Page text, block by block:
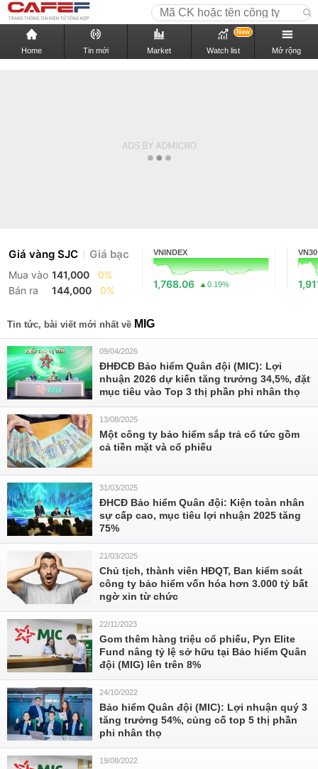
Home Tin mới Market Watch list
New
Mở rộng
Giá vàng SJC Giá bạc
Mua vào 141,000
0%
Bán ra
144,000 0%
VNINDEX
1,768.06 0.19%
VN30
Tin tức, bài viết mới nhất về MIG
09/04/2026
ĐHĐCĐ Bảo hiểm Quân đội (MIC): Lợi
nhuận 2026 dự kiến tăng trưởng 34,5%, đặt
mục tiêu vào Top 3 thị phần phi nhân thọ
13/08/2025
Một công ty bảo hiểm sắp trả cổ tức gồm
cả tiền mặt và cổ phiếu
31/03/2025
ĐHCĐ Bảo hiểm Quân đội: Kiện toàn nhân
sự cấp cao, mục tiêu lợi nhuận 2025 tăng
75%
21/03/2025
Chủ tịch, thành viên HĐQT, Ban kiểm soát
công ty bảo hiểm vốn hóa hơn 3.000 tỷ bất
ngờ xin từ chức
22/11/2023
Gom thêm hàng triệu cổ phiếu, Pyn Elite
Fund nâng tỷ lệ sở hữu tại Bảo hiểm Quân
đội (MIG) lên trên 8%
24/10/2022
Bảo hiểm Quân đội (MIC): Lợi nhuận quý 3
tăng trưởng 54%, củng cố top 5 thị phần
phi nhân thọ
19/08/2022